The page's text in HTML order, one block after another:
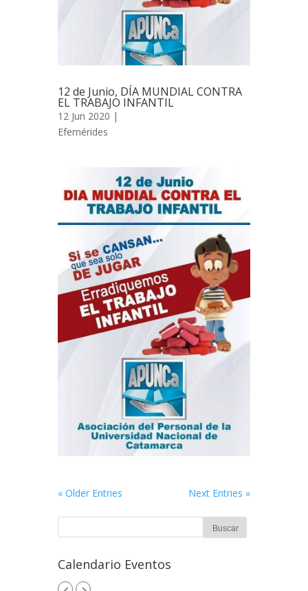
12 de Junio, DÍA MUNDIAL CONTRA
EL TRABAJO INFANTIL
12 Jun 2020 |
Efemérides
« Older Entries Next Entries »
Calendario Eventos